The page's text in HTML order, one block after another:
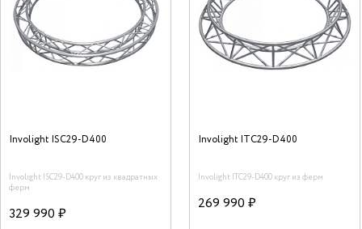
Involight ISC29-D400
Involight ISC29-D400 круг из квадратных
ферм
329 990 ₽
Involight ITC29-D400
Involight ITC29-D400 круг из ферм
269 990 ₽